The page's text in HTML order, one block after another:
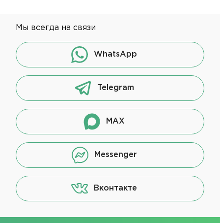
Мы всегда на связи
WhatsApp
Telegram
MAX
Messenger
Вконтакте